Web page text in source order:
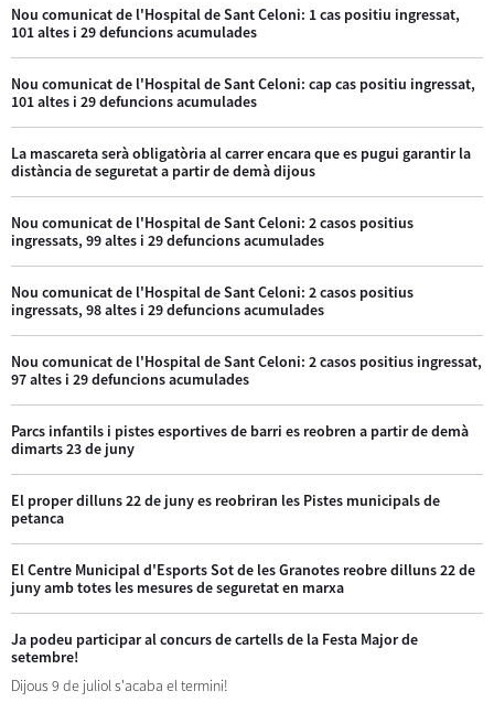
Nou comunicat de l'Hospital de Sant Celoni: 1 cas positiu ingressat,
101 altes i 29 defuncions acumulades
Nou comunicat de l'Hospital de Sant Celoni: cap cas positiu ingressat,
101 altes i 29 defuncions acumulades
La mascareta serà obligatòria al carrer encara que es pugui garantir la
distància de seguretat a partir de demà dijous
Nou comunicat de l'Hospital de Sant Celoni: 2 casos positius
ingressats, 99 altes i 29 defuncions acumulades
Nou comunicat de l'Hospital de Sant Celoni: 2 casos positius
ingressats, 98 altes i 29 defuncions acumulades
Nou comunicat de l'Hospital de Sant Celoni: 2 casos positius ingressat,
97 altes i 29 defuncions acumulades
Parcs infantils i pistes esportives de barri es reobren a partir de demà
dimarts 23 de juny
El proper dilluns 22 de juny es reobriran les Pistes municipals de
petanca
El Centre Municipal d'Esports Sot de les Granotes reobre dilluns 22 de
juny amb totes les mesures de seguretat en marxa
Ja podeu participar al concurs de cartells de la Festa Major de
setembre!
Dijous 9 de juliol s'acaba el termini!